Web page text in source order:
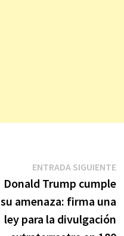
ENTRADA SIGUIENTE
Donald Trump cumple
su amenaza: firma una
ley para la divulgación